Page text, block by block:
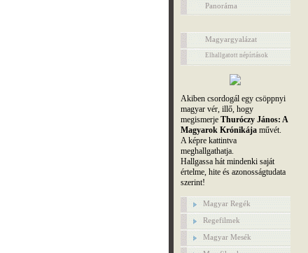
Panoráma
Magyargyalázat
Elhallgatott népírtások
Akiben csordogál egy csöppnyi
magyar vér, illő, hogy
megismerje Thuróczy János: A
Magyarok Krónikájaművét.
A képre kattintva
meghallgathatja.
Hallgassa hát mindenki saját
értelme, hite és azonosságtudata
szerint!
Magyar Regék
Regefilmek
Magyar Mesék